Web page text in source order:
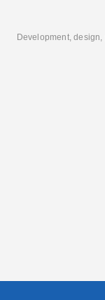
Development,